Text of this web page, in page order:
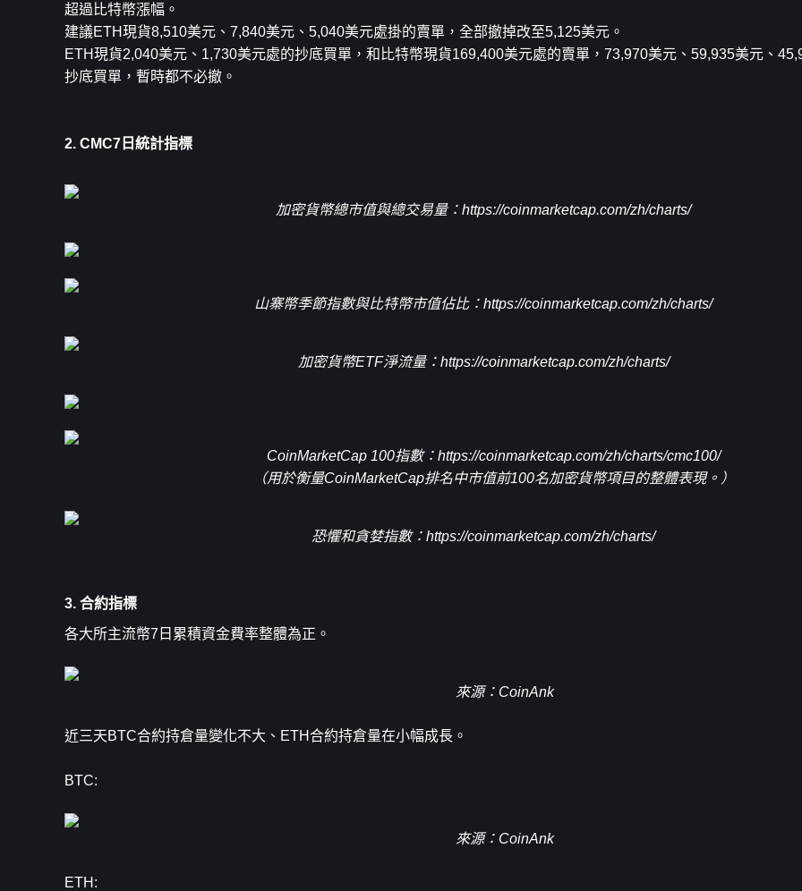
超過比特幣漲幅。
建議ETH現貨8,510美元、7,840美元、5,040美元處掛的賣單，全部撤掉改至5,125美元。
ETH現貨2,040美元、1,730美元處的抄底買單，和比特幣現貨169,400美元處的賣單，73,970美元、59,935美元、
抄底買單，暫時都不必撤。
2. CMC7日統計指標
加密貨幣總市值與總交易量： https://coinmarketcap.com/zh/charts/
山寨幣季節指數與比特幣市值佔比： https://coinmarketcap.com/zh/charts/
加密貨幣ETF淨流量： https://coinmarketcap.com/zh/charts/
CoinMarketCap 100指數：https://coinmarketcap.com/zh/charts/cmc100/
（用於衡量CoinMarketCap排名中市值前100名加密貨幣項目的整體表現。）
恐懼和貪婪指數： https://coinmarketcap.com/zh/charts/
3. 合約指標
各大所主流幣7日累積資金費率整體為正。
來源：CoinAnk
近三天BTC合約持倉量變化不大、ETH合約持倉量在小幅成長。
BTC:
來源：CoinAnk
ETH: